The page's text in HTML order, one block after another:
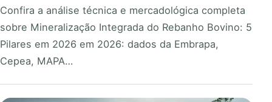
Confira a análise técnica e mercadológica completa
sobre Mineralização Integrada do Rebanho Bovino: 5
Pilares em 2026 em 2026: dados da Embrapa,
Cepea, MAPA…